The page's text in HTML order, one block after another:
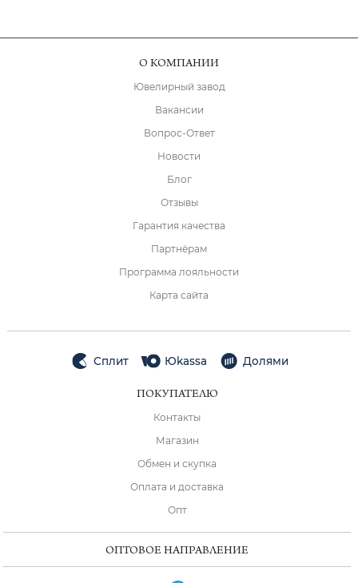
О КОМПАНИИ
Ювелирный завод
Вакансии
Вопрос-Ответ
Новости
Блог
Отзывы
Гарантия качества
Партнёрам
Программа лояльности
Карта сайта
Сплит Юkassa Долями
ПОКУПАТЕЛЮ
Контакты
Магазин
Обмен и скупка
Оплата и доставка
Опт
ОПТОВОЕ НАПРАВЛЕНИЕ